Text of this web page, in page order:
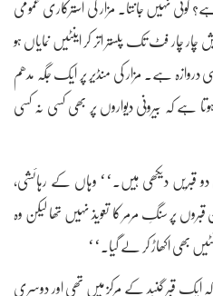
کوئی نہیں جانتا۔ مزار کی استرکاری عمومی
چار فٹ تک پلستر اتر کر اینٹیں نمایاں ہو
ہے۔ مزار کی منڈیر پر ایک جگہ مدھم
کہ بیرونی دیواروں پر بھی کسی نہ کسی
قبریں دیکھی ہیں۔‘‘ وہاں کے رہائشی،
پر سنگِ مرمر کا تعویذ نہیں تھا لیکن وہ
بھی اکھاڑ کر لے گیا۔‘‘
قبر گنبد کے مرکز میں تھی اور دوسری